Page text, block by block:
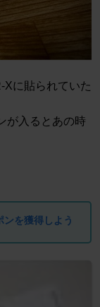
Xに貼られていた
が入るとあの時
を獲得しよう